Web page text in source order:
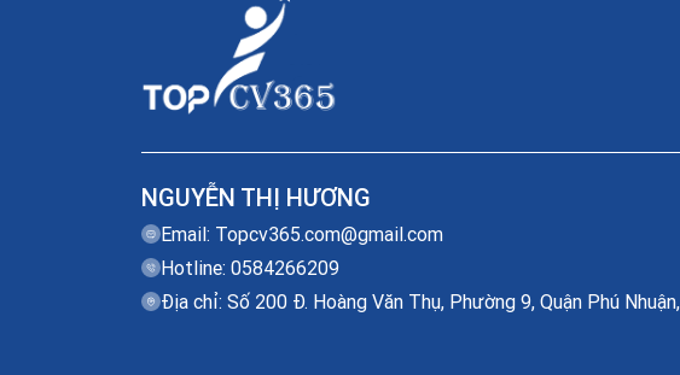
NGUYỄN THỊ HƯƠNG
Email: Topcv365.com@gmail.com
Hotline: 0584266209
Địa chỉ: Số 200 Đ. Hoàng Văn Thụ, Phường 9, Quận Phú